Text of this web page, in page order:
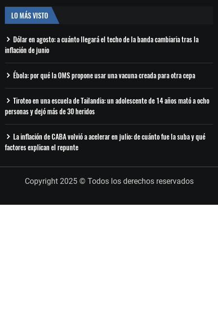
LO MÁS VISTO
Dólar en agosto: a cuánto llegará el techo de la banda cambiaria tras la
inflación de junio
Ébola: por qué la OMS propone usar una vacuna creada para otra cepa
Tiroteo en una escuela de Tailandia: un adolescente de 14 años mató a ocho
personas y dejó más de 30 heridos
La inflación de CABA volvió a acelerar en julio: de cuánto fue la suba y qué
factores explican el repunte
Copyright 2025 © Todos los derechos reservados